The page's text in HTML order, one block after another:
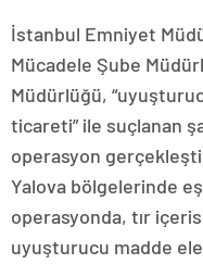
İstanbul Emniyet
Mücadele Şube
Müdürlüğü,
ticareti” ile suçlanan
operasyon
Yalova bölgelerinde
operasyonda, tır
uyuşturucu madde